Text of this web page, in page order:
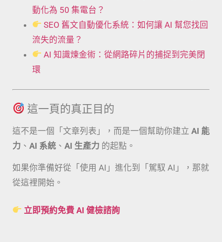
動化為 50 集電台？
SEO 舊文自動優化系統：如何讓 AI 幫您找回
流失的流量？
AI 知識煉金術：從網路碎片的捕捉到完美閉
環
這一頁的真正目的
這不是一個「文章列表」，而是一個幫助你建立 AI 能
力 、 AI 系統 、 AI 生產力 的起點。
如果你準備好從「使用 AI」進化到「駕馭 AI」，那就
從這裡開始。
立即預約免費 AI 健檢諮詢